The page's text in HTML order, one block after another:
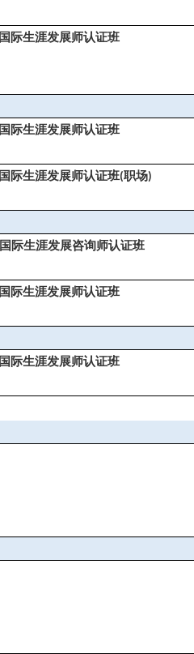
国际生涯发展师认证班
国际生涯发展师认证班
国际生涯发展师认证班(职场)
国际生涯发展咨询师认证班
国际生涯发展师认证班
国际生涯发展师认证班